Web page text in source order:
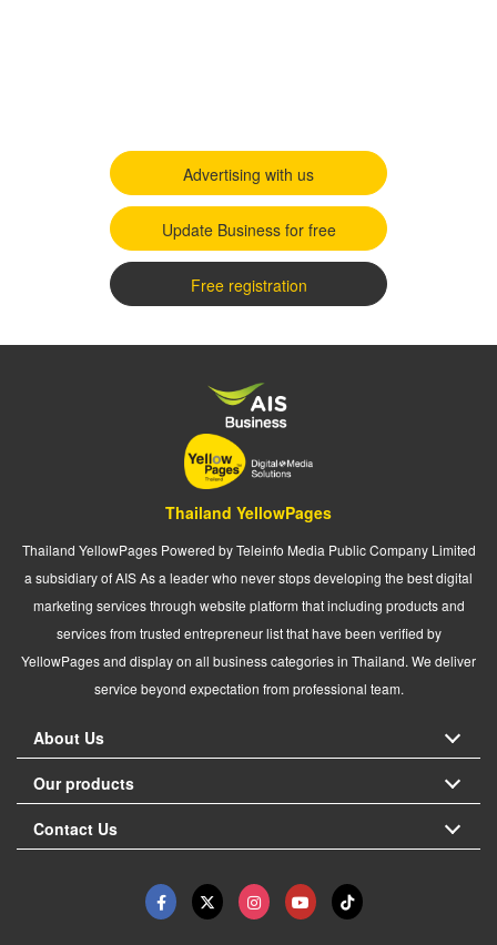
Advertising with us
Update Business for free
Free registration
Thailand YellowPages
Thailand YellowPages Powered by Teleinfo Media Public Company Limited
a subsidiary of AIS As a leader who never stops developing the best digital
marketing services through website platform that including products and
services from trusted entrepreneur list that have been verified by
YellowPages and display on all business categories in Thailand. We deliver
service beyond expectation from professional team.
About Us
Our products
Contact Us